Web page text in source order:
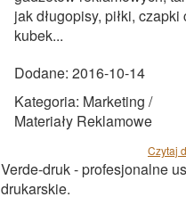
jak długopisy, piłki, czapki
kubek...
Dodane: 2016-10-14
Kategoria: Marketing /
Materiały Reklamowe
Czytaj
Verde-druk - profesjonalne
drukarskie.